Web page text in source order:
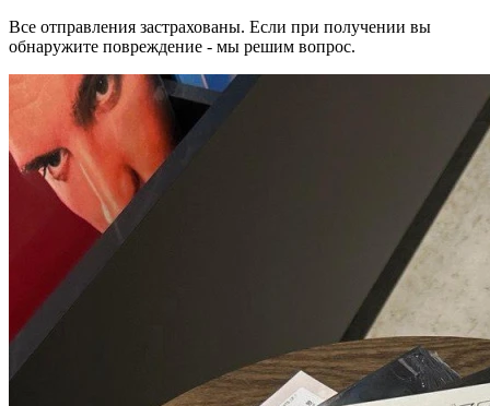
Все отправления застрахованы. Если при получении вы
обнаружите повреждение - мы решим вопрос.